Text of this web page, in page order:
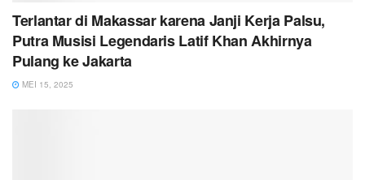
Terlantar di Makassar karena Janji Kerja Palsu,
Putra Musisi Legendaris Latif Khan Akhirnya
Pulang ke Jakarta
MEI 15, 2025